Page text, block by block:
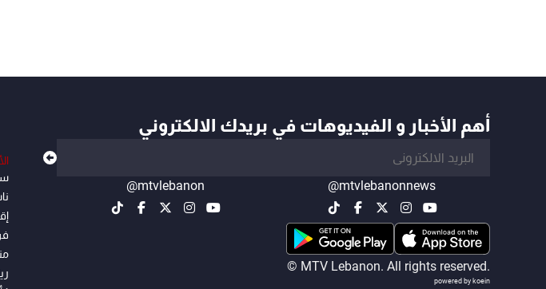
أهم الأخبار و الفيديوهات في بريدك الالكتروني
@mtvlebanonnews
@mtvlebanon
© MTV Lebanon. All rights reserved.
powered by koein